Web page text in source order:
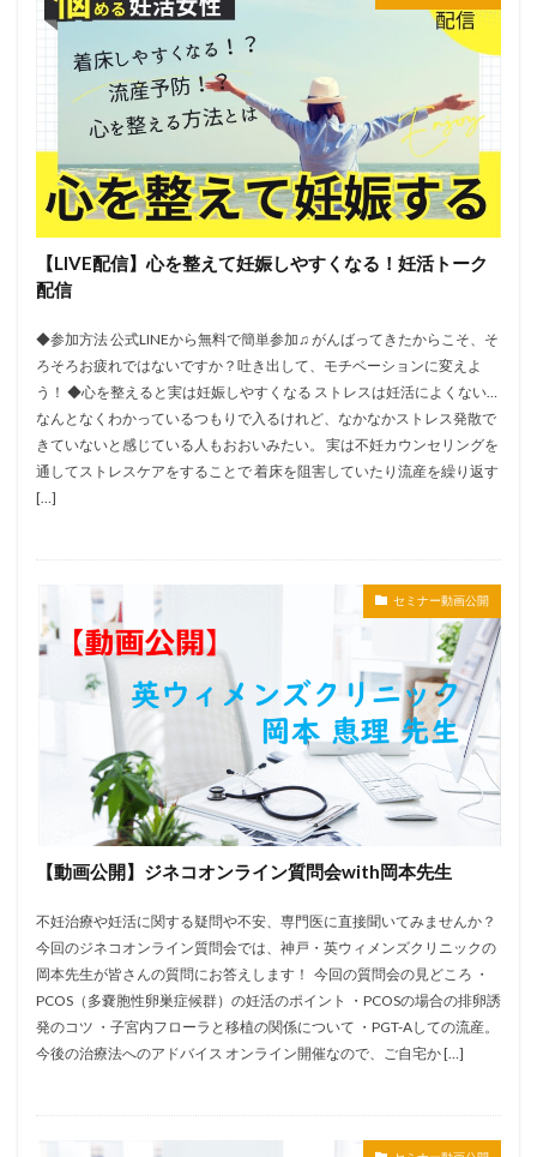
【LIVE配信】心を整えて妊娠しやすくなる！妊活トーク
配信
◆参加方法 公式LINEから無料で簡単参加♫ がんばってきたからこそ、そ
ろそろお疲れではないですか？吐き出して、モチベーションに変えよ
う！ ◆心を整えると実は妊娠しやすくなる ストレスは妊活によくない…
なんとなくわかっているつもりで入るけれど、なかなかストレス発散で
きていないと感じている人もおおいみたい。 実は不妊カウンセリングを
通してストレスケアをすることで 着床を阻害していたり流産を繰り返す
[…]
セミナー動画公開
【動画公開】ジネコオンライン質問会with岡本先生
不妊治療や妊活に関する疑問や不安、専門医に直接聞いてみませんか？
今回のジネコオンライン質問会では、神戸・英ウィメンズクリニックの
岡本先生が皆さんの質問にお答えします！ 今回の質問会の見どころ ・
PCOS（多嚢胞性卵巣症候群）の妊活のポイント ・PCOSの場合の排卵誘
発のコツ ・子宮内フローラと移植の関係について ・PGT-Aしての流産。
今後の治療法へのアドバイス オンライン開催なので、ご自宅か […]